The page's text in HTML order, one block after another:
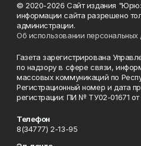
© 2020-2026 Сайт издания
информации сайта разрешено
администрации.
Об использовании персональных
Газета зарегистрирована
по надзору в сфере связи,
массовых коммуникаций по
Регистрационный номер и дата
регистрации: ПИ № ТУ02-01671 от
Телефон
8(34777) 2-13-95